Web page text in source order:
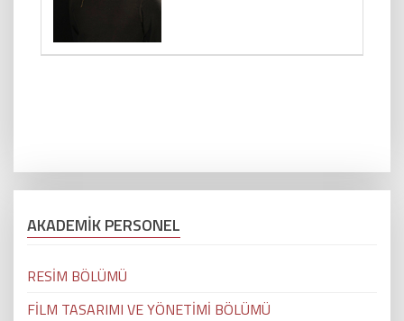
AKADEMİK PERSONEL
RESİM BÖLÜMÜ
FİLM TASARIMI VE YÖNETİMİ BÖLÜMÜ